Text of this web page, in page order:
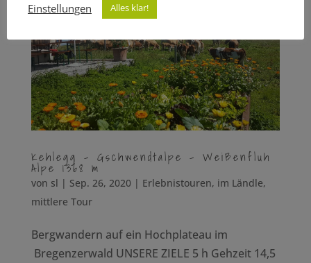
Kehlegg – Gschwendtalpe – Weißenfluh
Alpe 1368 m
von sl | Sep. 26, 2020| Erlebnistouren, im Ländle,
mittlere Tour
Bergwandern auf ein Hochplateau im
Bregenzerwald UNSERE ZIELE 5 h Gehzeit 14,5
Einstellungen
Alles klar!